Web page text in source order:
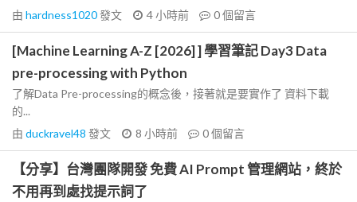
由 hardness1020發文 4 小時前 0個留言
[Machine Learning A-Z [2026] ] 學習筆記 Day3 Data
pre-processing with Python
了解Data Pre-processing的概念後，接著就是要實作了 資料下載
的...
由 duckravel48 發文 8 小時前 0個留言
【分享】台灣團隊開發 免費 AI Prompt 管理網站，終於
不用再到處找提示詞了